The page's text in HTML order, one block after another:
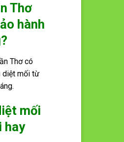
Thơ
hành
Thơ có
diệt mối từ
mối
hay